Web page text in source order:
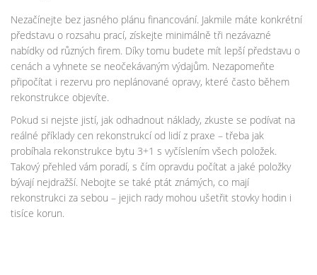
Nezačínejte bez jasného plánu financování. Jakmile máte konkrétní
představu o rozsahu prací, získejte minimálně tři nezávazné
nabídky od různých firem. Díky tomu budete mít lepší představu o
cenách a vyhnete se neočekávaným výdajům. Nezapomeňte
připočítat i rezervu pro neplánované opravy, které často během
rekonstrukce objevíte.
Pokud si nejste jistí, jak odhadnout náklady, zkuste se podívat na
reálné příklady cen rekonstrukcí od lidí z praxe – třeba jak
probíhala rekonstrukce bytu 3+1 s vyčíslením všech položek.
Takový přehled vám poradí, s čím opravdu počítat a jaké položky
bývají nejdražší. Nebojte se také ptát známých, co mají
rekonstrukci za sebou – jejich rady mohou ušetřit stovky hodin i
tisíce korun.